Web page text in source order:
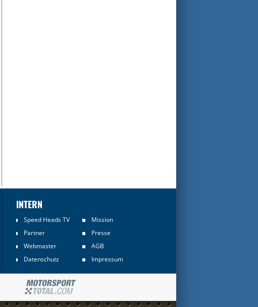
INTERN
Speed Heads TV
Mission
Partner
Presse
Webmaster
AGB
Datenschutz
Impressum